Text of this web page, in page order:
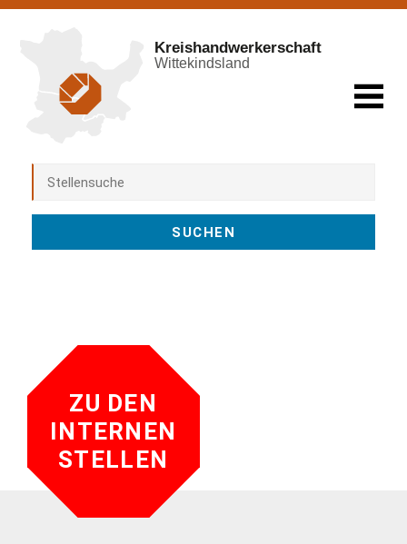
Kreishandwerkerschaft
Wittekindsland
ZU DEN
INTERNEN
STELLEN